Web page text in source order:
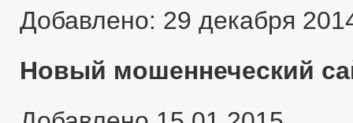
Добавлено: 29 декабря
Новый мошеннеческий